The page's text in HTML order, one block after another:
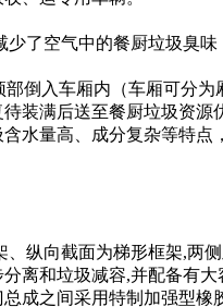
了空气中的餐厨垃圾臭
倒入车厢内（车厢可分
装满后送至餐厨垃圾资
水量高、成分复杂等特
纵向截面为梯形框架,两
离和垃圾减容,并配备有大
成之间采用特制加强型橡